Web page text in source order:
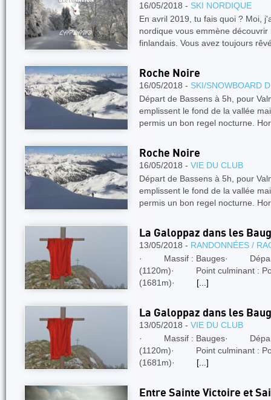
16/05/2018 - SKI NORDIQUE
En avril 2019, tu fais quoi ? Moi,
nordique vous emmène
finlandais. Vous avez toujours
Roche Noire
16/05/2018 - SKI/SNOWBOARD
Départ de Bassens à 5h, pour
emplissent le fond de la vallée
permis un bon regel nocturne.
Roche Noire
16/05/2018 - VIE DU CLUB
Départ de Bassens à 5h, pour
emplissent le fond de la vallée
permis un bon regel nocturne.
La Galoppaz dans les
13/05/2018 - RANDONNÉES /
· Massif : Bauges· Départ /
(1120m)· Point culminant :
(1681m)· [...]
La Galoppaz dans les
13/05/2018 - VIE DU CLUB
· Massif : Bauges· Départ /
(1120m)· Point culminant :
(1681m)· [...]
Entre Sainte Victoire et